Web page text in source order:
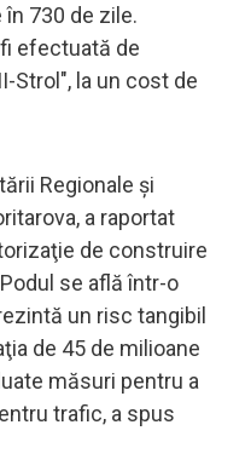
730 de zile.
efectuată de
Strol", la un cost de
Regionale şi
a raportat
de construire
se află într-o
un risc tangibil
de 45 de milioane
măsuri pentru a
trafic, a spus